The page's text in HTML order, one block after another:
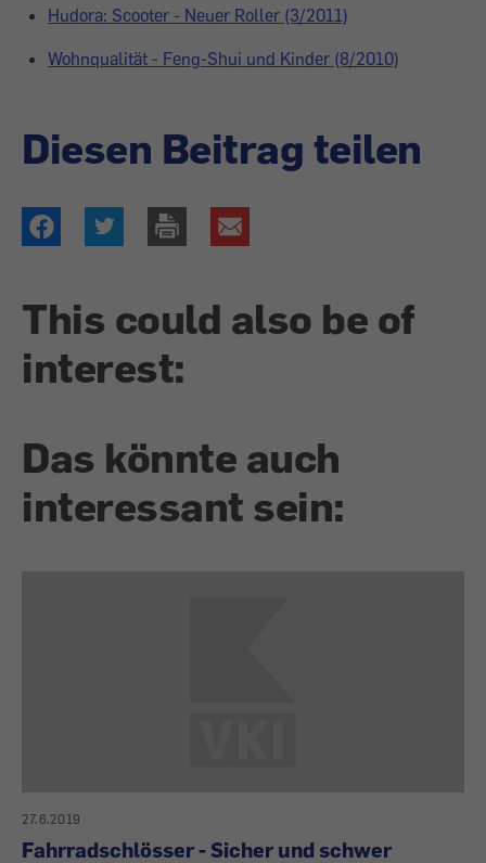
Hudora: Scooter - Neuer Roller (3/2011)
Wohnqualität - Feng-Shui und Kinder (8/2010)
Diesen Beitrag teilen
This could also be of
interest:
Das könnte auch
interessant sein:
27.6.2019
Fahrradschlösser - Sicher und schwer